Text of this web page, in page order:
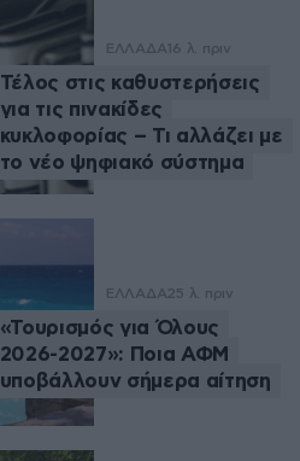
ΕΛΛΑΔΑ 16 λ. πριν
Τέλος στις καθυστερήσεις
για τις πινακίδες
κυκλοφορίας – Τι αλλάζει με
το νέο ψηφιακό σύστημα
ΕΛΛΑΔΑ25 λ. πριν
«Τουρισμός για Όλους
2026-2027»: Ποια ΑΦΜ
υποβάλλουν σήμερα αίτηση